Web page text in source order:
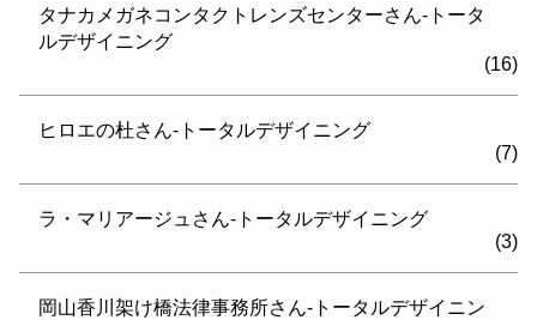
タナカメガネコンタクトレンズセンターさん-トータ
ルデザイニング
(16)
ヒロエの杜さん-トータルデザイニング
(7)
ラ・マリアージュさん-トータルデザイニング
(3)
岡山香川架け橋法律事務所さん-トータルデザイニン